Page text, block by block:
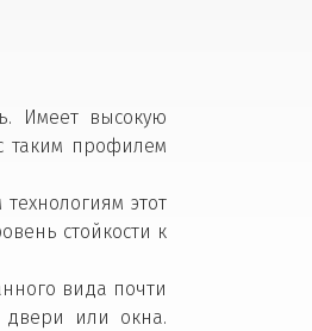
Имеет высокую
таким профилем
этот
стойкости к
вида почти
двери или окна.